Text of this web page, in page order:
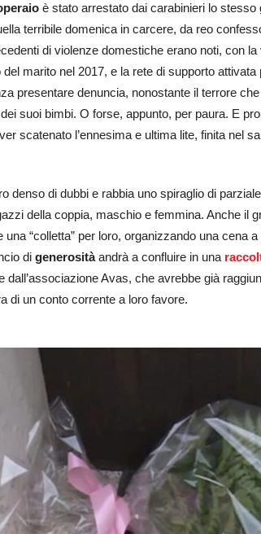
è stato arrestato dai carabinieri lo
terribile domenica in carcere, da reo
di violenze domestiche erano noti, con
del marito nel 2017, e la rete di supporto
presentare denuncia, nonostante il terrore
suoi bimbi. O forse, appunto, per paura. E
scatenato l’ennesima e ultima lite, finita nel
denso di dubbi e rabbia uno spiraglio di
della coppia, maschio e femmina. Anche il
una “colletta” per loro, organizzando una cena
di generositàandrà a confluire in una
dall’associazione Avas, che avrebbe già
di un conto corrente a loro favore.